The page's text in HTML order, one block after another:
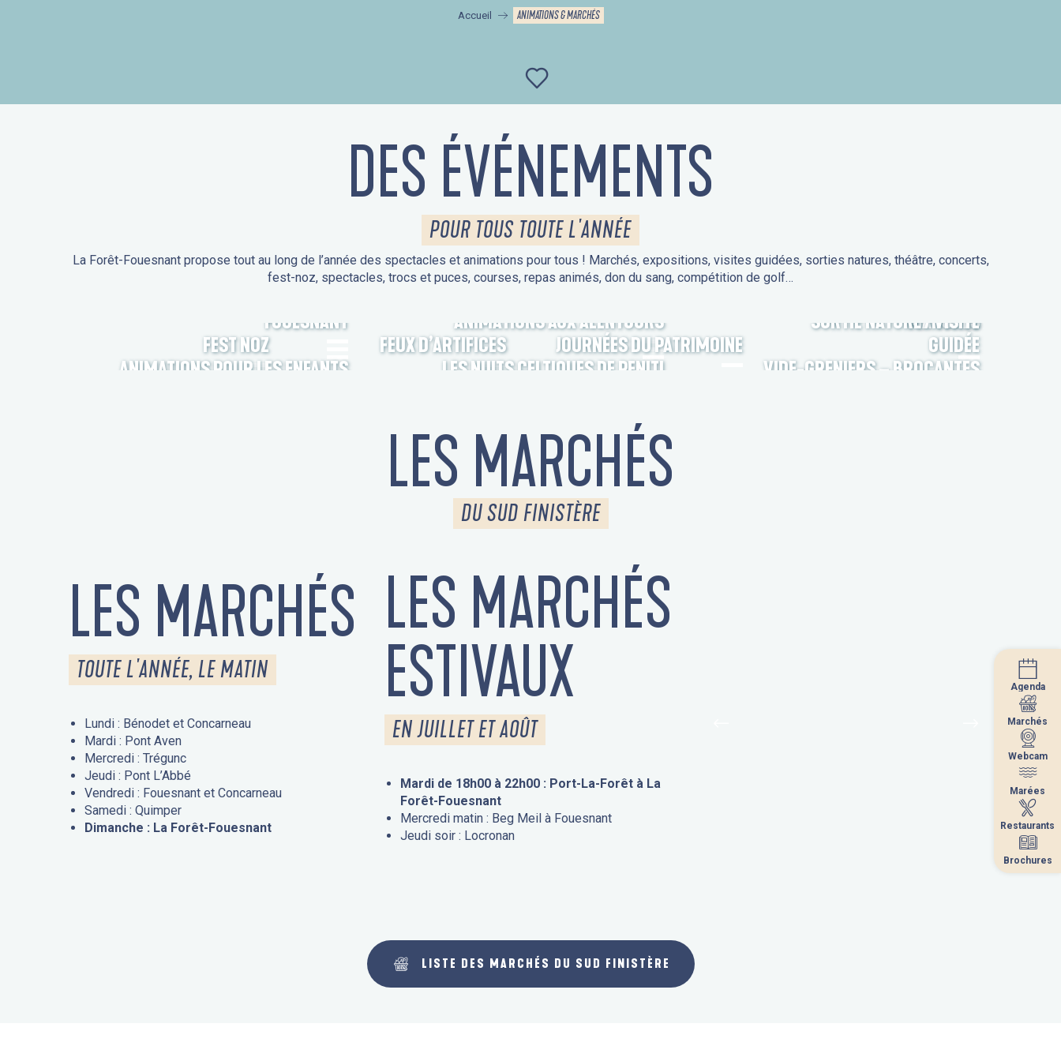
Agenda
Marchés
Webcam
Marées
Restaurants
Brochures
Accueil ANIMATIONS & MARCHÉS
Ajouter aux favoris
DES ÉVÉNEMENTS
POUR TOUS TOUTE L'ANNÉE
La Forêt-Fouesnant propose tout au long de l’année des spectacles et animations pour tous ! Marchés, expositions, visites guidées, sorties natures, théâtre, concerts,
fest-noz, spectacles, trocs et puces, courses, repas animés, don du sang, compétition de golf…
FOUESNANT
ANIMATIONS AUX ALENTOURS
MARCHÉS
FEST NOZ
FEUX D’ARTIFICES JOURNÉES DU PATRIMOINE
SORTIE NATURE / VISITE
GUIDÉE
ANIMATIONS POUR LES ENFANTS
LES NUITS CELTIQUES DE PENITI VIDE-GRENIERS – BROCANTES
LES MARCHÉS
DU SUD FINISTÈRE
LES MARCHÉS
TOUTE L'ANNÉE, LE MATIN
Lundi : Bénodet et Concarneau
Mardi : Pont Aven
Mercredi : Trégunc
Jeudi : Pont L’Abbé
Vendredi : Fouesnant et Concarneau
Samedi : Quimper
Dimanche : La Forêt-Fouesnant
LES MARCHÉS
ESTIVAUX
EN JUILLET ET AOÛT
Mardi de 18h00 à 22h00 : Port-La-Forêt à La
Forêt-Fouesnant
Mercredi matin : Beg Meil à Fouesnant
Jeudi soir : Locronan
LISTE DES MARCHÉS DU SUD FINISTÈRE